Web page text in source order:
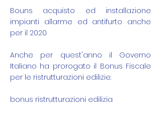
Bouns acquisto ed installazione
impianti allarme ed antifurto anche
per il 2020
Anche per quest'anno il Governo
Italiano ha prorogato il Bonus Fiscale
per le ristrutturazioni edilizie.
bonus ristrutturazioni edilizia